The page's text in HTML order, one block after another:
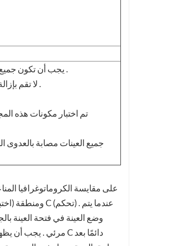
- يجب أن تكون جميع الكواشف في درجة حرارة الغرفة قبل إجراء الفحص .
- لا تقم بإزالة شريط الاختبار من الحقيبة إلا قبل الاستخدام مباشرة .
وضع العينة في فتحة العينة